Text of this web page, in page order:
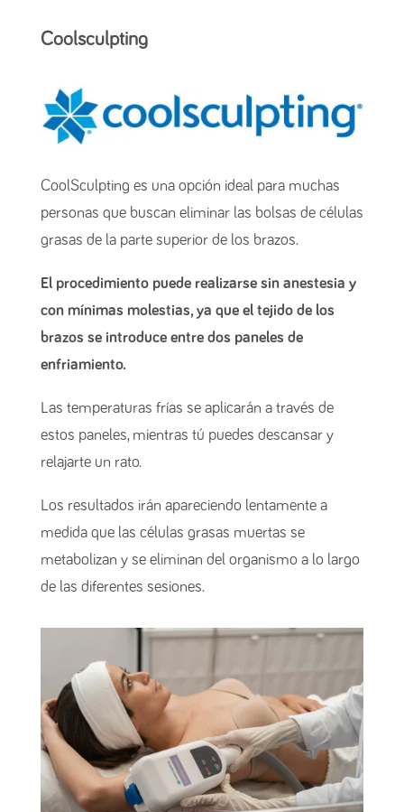
Coolsculpting
CoolSculpting es una opción ideal para muchas
personas que buscan eliminar las bolsas de células
grasas de la parte superior de los brazos.
El procedimiento puede realizarse sin anestesia y
con mínimas molestias, ya que el tejido de los
brazos se introduce entre dos paneles de
enfriamiento.
Las temperaturas frías se aplicarán a través de
estos paneles, mientras tú puedes descansar y
relajarte un rato.
Los resultados irán apareciendo lentamente a
medida que las células grasas muertas se
metabolizan y se eliminan del organismo a lo largo
de las diferentes sesiones.